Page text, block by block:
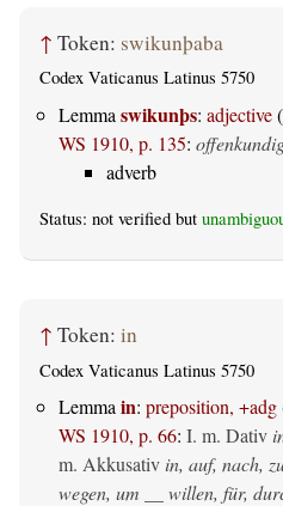
↑ Token: swikunþaba
Codex Vaticanus Latinus 5750
Lemma swikunþs: adjective(
WS 1910, p. 135:
adverb
Status: not verified but
↑ Token: in
Codex Vaticanus Latinus 5750
Lemma in: preposition, +adg
WS 1910, p. 66: I. m. Dativ
m. Akkusativ in, auf, nach,
wegen, um __ willen, für,